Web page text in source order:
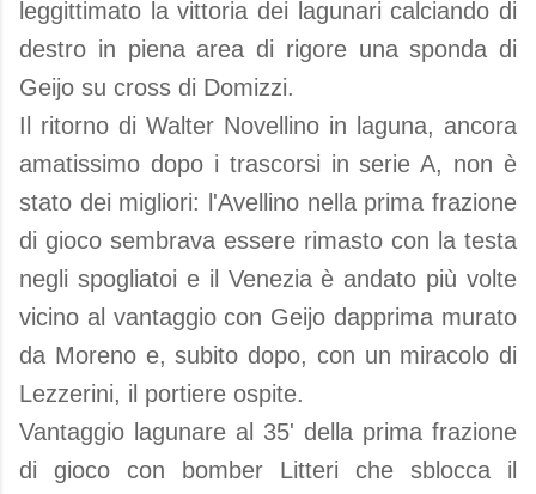
leggittimato la vittoria dei lagunari calciando di
destro in piena area di rigore una sponda di
Geijo su cross di Domizzi.
Il ritorno di Walter Novellino in laguna, ancora
amatissimo dopo i trascorsi in serie A, non è
stato dei migliori: l'Avellino nella prima frazione
di gioco sembrava essere rimasto con la testa
negli spogliatoi e il Venezia è andato più volte
vicino al vantaggio con Geijo dapprima murato
da Moreno e, subito dopo, con un miracolo di
Lezzerini, il portiere ospite.
Vantaggio lagunare al 35' della prima frazione
di gioco con bomber Litteri che sblocca il